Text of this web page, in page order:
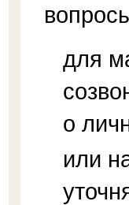
для
о
или